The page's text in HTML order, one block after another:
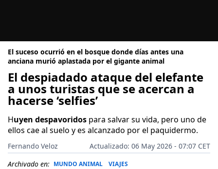
El suceso ocurrió en el bosque donde días antes una
anciana murió aplastada por el gigante animal
El despiadado ataque del elefante
a unos turistas que se acercan a
hacerse ‘selfies’
Huyen despavoridos para salvar su vida, pero uno de
ellos cae al suelo y es alcanzado por el paquidermo.
Fernando Veloz
Actualizado: 06 May 2026 - 07:07 CET
Archivado en: MUNDO ANIMAL VIAJES